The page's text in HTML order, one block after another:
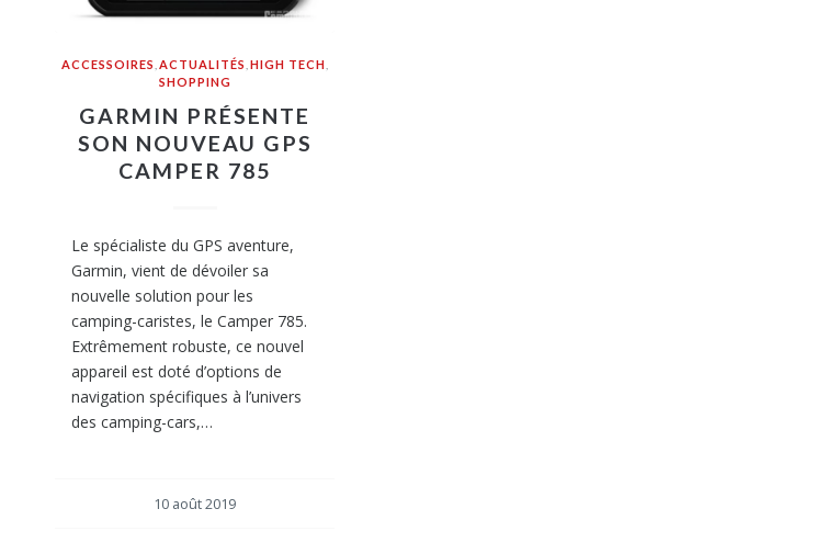
ACCESSOIRES ,ACTUALITÉS ,HIGH TECH
SHOPPING
GARMIN PRÉSENTE
SON NOUVEAU GPS
CAMPER 785
Le spécialiste du GPS aventure,
Garmin, vient de dévoiler sa
nouvelle solution pour les
camping-caristes, le Camper 785.
Extrêmement robuste, ce nouvel
appareil est doté d’options de
navigation spécifiques à l’univers
des camping-cars,…
10 août 2019